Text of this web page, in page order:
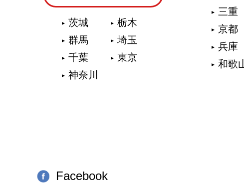
茨城
栃木
群馬
埼玉
千葉
東京
神奈川
三重
京都
兵庫
和歌
Facebook